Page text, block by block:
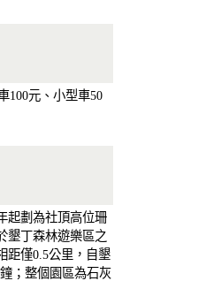
100元、小型車50
起劃為社頂高位珊
墾丁森林遊樂區之
距僅0.5公里，自墾
；整個園區為石灰